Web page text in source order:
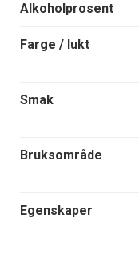
Alkoholprosent
Farge / lukt
Smak
Bruksområde
Egenskaper